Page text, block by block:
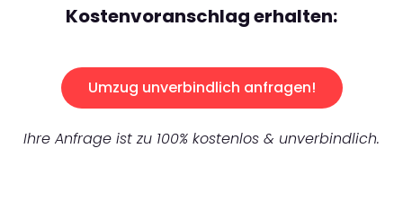
Kostenvoranschlag erhalten:
Umzug unverbindlich anfragen!
Ihre Anfrage ist zu 100% kostenlos & unverbindlich.